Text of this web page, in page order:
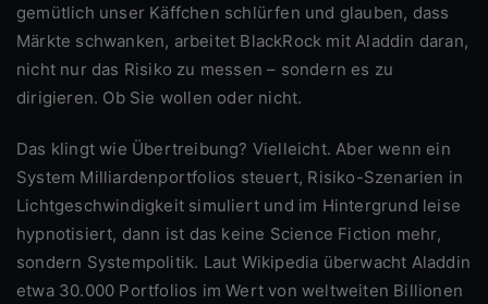
gemütlich unser Käffchen schlürfen und glauben, dass
Märkte schwanken, arbeitet BlackRock mit Aladdin daran,
nicht nur das Risiko zu messen – sondern es zu
dirigieren. Ob Sie wollen oder nicht.
Das klingt wie Übertreibung? Vielleicht. Aber wenn ein
System Milliardenportfolios steuert, Risiko-Szenarien in
Lichtgeschwindigkeit simuliert und im Hintergrund leise
hypnotisiert, dann ist das keine Science Fiction mehr,
sondern Systempolitik. Laut Wikipedia überwacht Aladdin
etwa 30.000 Portfolios im Wert von weltweiten Billionen